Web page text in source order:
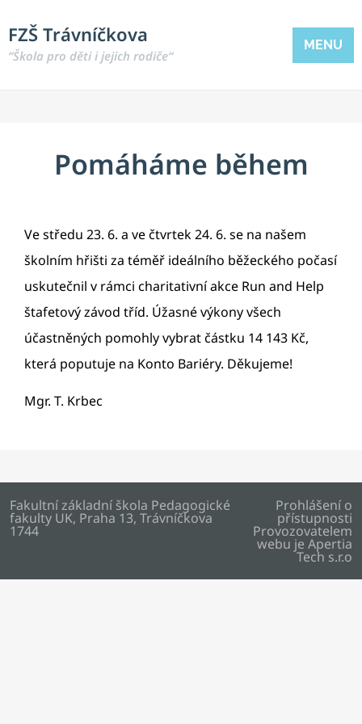
FZŠ Trávníčkova
“Škola pro děti i jejich rodiče“
MENU
Pomáháme během
Ve středu 23. 6. a ve čtvrtek 24. 6. se na našem
školním hřišti za téměř ideálního běžeckého počasí
uskutečnil v rámci charitativní akce Run and Help
štafetový závod tříd. Úžasné výkony všech
účastněných pomohly vybrat částku 14 143 Kč,
která poputuje na Konto Bariéry. Děkujeme!
Mgr. T. Krbec
Fakultní základní škola Pedagogické
fakulty UK, Praha 13, Trávníčkova
1744
Prohlášení o
přístupnosti
Provozovatelem
webu je Apertia
Tech s.r.o